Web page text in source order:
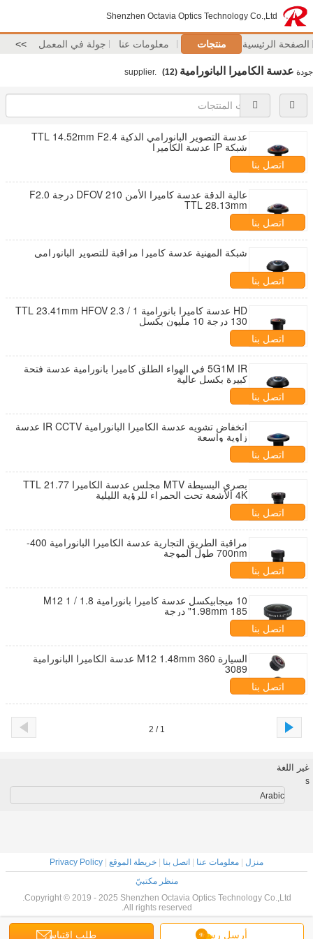
Shenzhen Octavia Optics Technology Co.,Ltd
الصفحة الرئيسية منتجات معلومات عنا جولة في المعمل >>
جودة عدسة الكاميرا البانورامية (12)
عدسة التصوير البانورامي الذكية TTL 14.52mm F2.4
شبكة IP عدسة الكاميرا
اتصل بنا
عالية الدقة عدسة كاميرا الأمن DFOV 210 درجة F2.0
TTL 28.13mm
اتصل بنا
شبكة المهنية عدسة كاميرا مراقبة للتصوير البانورامي
اتصل بنا
HD عدسة كاميرا بانورامية 1 / 2.3 TTL 23.41mm HFOV
130 درجة 10 مليون بكسل
اتصل بنا
5G1M IR في الهواء الطلق كاميرا بانورامية عدسة فتحة
كبيرة بكسل عالية
اتصل بنا
انخفاض تشويه عدسة الكاميرا البانورامية IR CCTV عدسة
زاوية واسعة
اتصل بنا
بصري البسيطة MTV مجلس عدسة الكاميرا TTL 21.77
4K الأشعة تحت الحمراء للرؤية الليلية
اتصل بنا
مراقبة الطريق التجارية عدسة الكاميرا البانورامية 400-
700nm طول الموجة
اتصل بنا
10 ميجابيكسل عدسة كاميرا بانورامية M12 1 / 1.8
"1.98mm 185 درجة
اتصل بنا
السيارة 360 M12 1.48mm عدسة الكاميرا البانورامية
3089
اتصل بنا
1 / 2
أرسل رسالة طلب اقتباس
غير اللغة
s
Arabic
منزل معلومات عنا اتصل بنا خريطة الموقع
Privacy Policy
منظر مكتبيّ
Copyright © 2019 - 2025 Shenzhen Octavia Optics Technology Co.,Ltd.
All rights reserved.